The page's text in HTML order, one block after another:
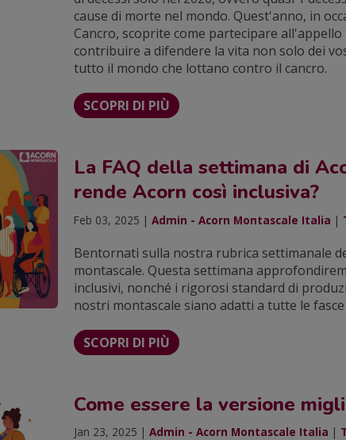
cause di morte nel mondo. Quest'anno, in
Cancro, scoprite come partecipare
contribuire a difendere la vita non solo dei
tutto il mondo che lottano contro il cancro.
SCOPRI DI PIÙ
La FAQ della settimana di
rende Acorn così inclusiva?
Feb 03, 2025 |Admin - Acorn Montascale Italia |
Bentornati sulla nostra rubrica settimanale
montascale. Questa settimana
inclusivi, nonché i rigorosi standard di
nostri montascale siano adatti a tutte le
SCOPRI DI PIÙ
Come essere la versione
Jan 23, 2025 |Admin - Acorn Montascale Italia |